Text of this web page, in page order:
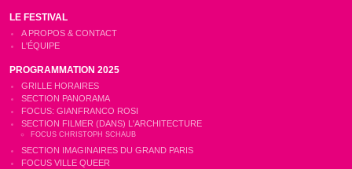
LE FESTIVAL
A PROPOS & CONTACT
L'ÉQUIPE
PROGRAMMATION 2025
GRILLE HORAIRES
SECTION PANORAMA
FOCUS: GIANFRANCO ROSI
SECTION FILMER (DANS) L'ARCHITECTURE
FOCUS CHRISTOPH SCHAUB
SECTION IMAGINAIRES DU GRAND PARIS
FOCUS VILLE QUEER